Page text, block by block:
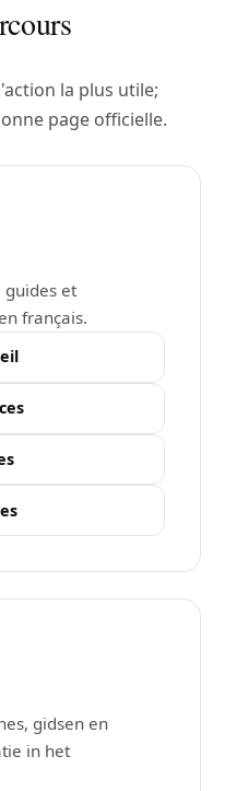
la plus utile;
page officielle.
guides et
français.
gidsen en
in het